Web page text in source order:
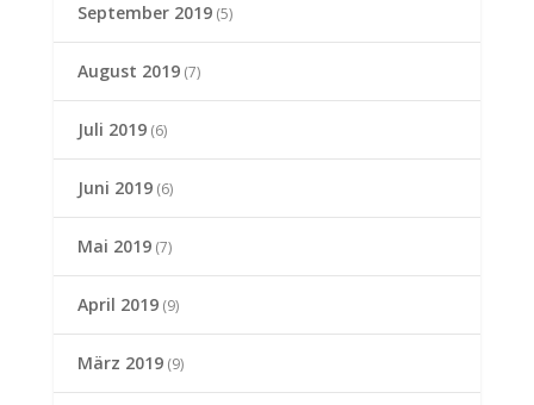
September 2019(5)
August 2019(7)
Juli 2019(6)
Juni 2019(6)
Mai 2019(7)
April 2019(9)
März 2019(9)